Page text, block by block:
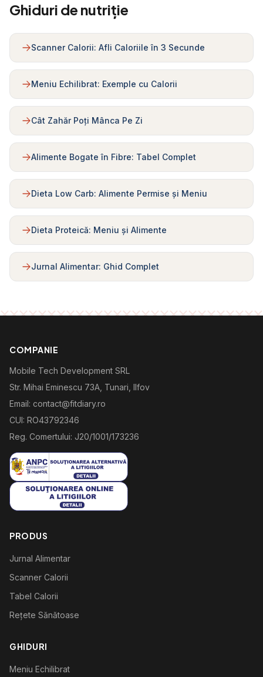
Ghiduri de nutriție
Scanner Calorii: Afli Caloriile în 3 Secunde
Meniu Echilibrat: Exemple cu Calorii
Cât Zahăr Poți Mânca Pe Zi
Alimente Bogate în Fibre: Tabel Complet
Dieta Low Carb: Alimente Permise și Meniu
Dieta Proteică: Meniu și Alimente
Jurnal Alimentar: Ghid Complet
COMPANIE
Mobile Tech Development SRL
Str. Mihai Eminescu 73A, Tunari, Ilfov
Email: contact@fitdiary.ro
CUI: RO43792346
Reg. Comertului: J20/1001/173236
PRODUS
Jurnal Alimentar
Scanner Calorii
Tabel Calorii
Rețete Sănătoase
GHIDURI
Meniu Echilibrat